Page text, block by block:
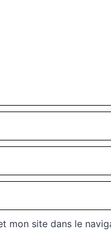
mon site dans le